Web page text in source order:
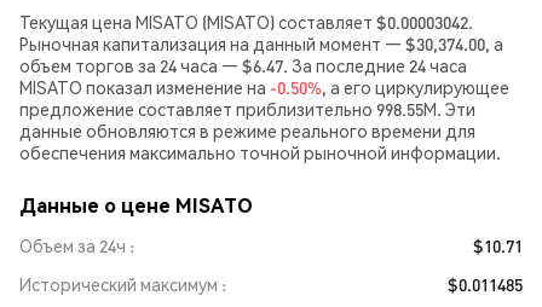
Текущая цена MISATO (MISATO) составляет $0.00003042.
Рыночная капитализация на данный момент — $30,374.00, а
объем торгов за 24 часа — $6.47. За последние 24 часа
MISATO показал изменение на -0.50%, а его циркулирующее
предложение составляет приблизительно 998.55M. Эти
данные обновляются в режиме реального времени для
обеспечения максимально точной рыночной информации.
Данные о цене MISATO
Объем за 24ч
$10.71
Исторический максимум
$0.011485